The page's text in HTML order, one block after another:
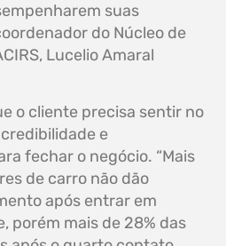
suas
do Núcleo de
Lucelio Amaral
o cliente precisa sentir no
e
fechar o negócio. “Mais
de carro não dão
após entrar em
porém mais de 28% das